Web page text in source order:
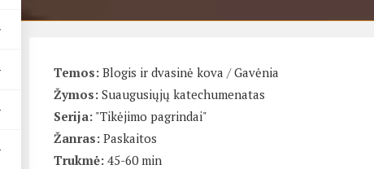
Temos: Blogis ir dvasinė kova /Gavėnia
Žymos: Suaugusiųjų katechumenatas
Serija: "Tikėjimo pagrindai"
Žanras: Paskaitos
Trukmė: 45-60 min